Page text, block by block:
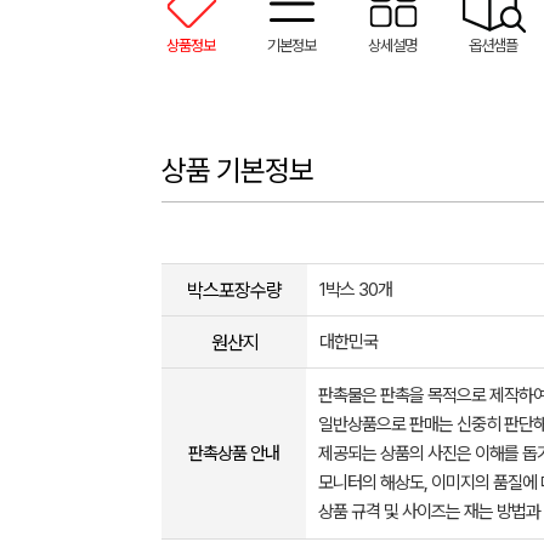
상품정보 기본정보 상세설명 옵션샘플
상품 기본정보
박스포장수량 1박스 30개
원산지 대한민국
판촉상품 안내
판촉물은 판촉을 목적으로 제작하
일반상품으로 판매는 신중히 판단
제공되는 상품의 사진은 이해를
모니터의 해상도, 이미지의 품질
상품 규격 및 사이즈는 재는 방법